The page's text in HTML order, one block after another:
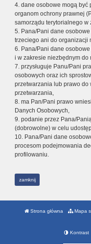
4. dane osobowe mogą być
organom ochrony prawnej
samorządu terytorialnego
5. Pana/Pani dane
trzeciego ani do organizacji
6. Pana/Pani dane
i w zakresie niezbędnym
7. przysługuje Panu/Pani
osobowych oraz ich
przetwarzania lub prawo
przetwarzania,
8. ma Pan/Pani prawo
Danych Osobowych,
9. podanie przez Pana/
(dobrowolne) w celu
10. Pana/Pani dane
procesom podejmowania
profilowaniu.
zamknij
Strona główna Mapa
Kontrast